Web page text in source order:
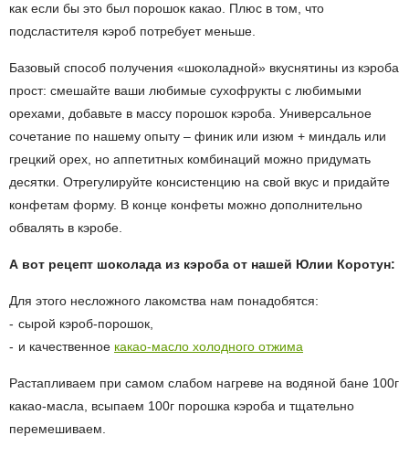
как если бы это был порошок какао. Плюс в том, что
подсластителя кэроб потребует меньше.
Базовый способ получения «шоколадной» вкуснятины из кэроба
прост: смешайте ваши любимые сухофрукты с любимыми
орехами, добавьте в массу порошок кэроба. Универсальное
сочетание по нашему опыту – финик или изюм + миндаль или
грецкий орех, но аппетитных комбинаций можно придумать
десятки. Отрегулируйте консистенцию на свой вкус и придайте
конфетам форму. В конце конфеты можно дополнительно
обвалять в кэробе.
А вот рецепт шоколада из кэроба от нашей Юлии Коротун:
Для этого несложного лакомства нам понадобятся:
сырой кэроб-порошок,
и качественное какао-масло холодного отжима
Растапливаем при самом слабом нагреве на водяной бане 100г
какао-масла, всыпаем 100г порошка кэроба и тщательно
перемешиваем.